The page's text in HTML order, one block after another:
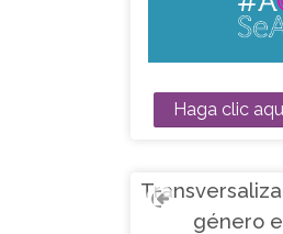
Haga clic
género